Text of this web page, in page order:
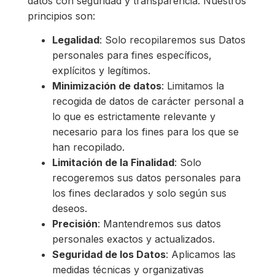
principios son:
Legalidad: Solo recopilaremos sus Datos
personales para fines específicos,
explícitos y legítimos.
Minimización de datos: Limitamos la
recogida de datos de carácter personal a
lo que es estrictamente relevante y
necesario para los fines para los que se
han recopilado.
Limitación de la Finalidad: Solo
recogeremos sus datos personales para
los fines declarados y solo según sus
deseos.
Precisión: Mantendremos sus datos
personales exactos y actualizados.
Seguridad de los Datos: Aplicamos las
medidas técnicas y organizativas